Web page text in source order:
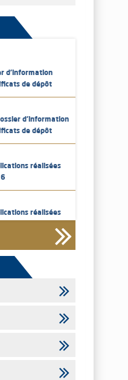
d’information
de dépôt
d’information
de dépôt
réalisées
réalisées
d’information
de dépôt
réalisées
par l'AMMC